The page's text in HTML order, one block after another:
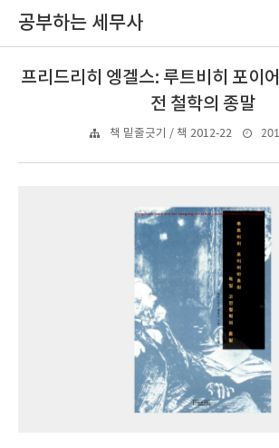
공부하는 세무사
프리드리히 엥겔스: 루트비히 포이
전 철학의 종말
책 밑줄긋기 / 책 2012-22